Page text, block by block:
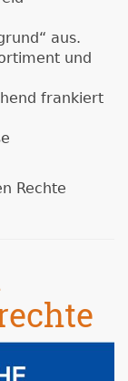
aus.
und
frankiert
Rechte